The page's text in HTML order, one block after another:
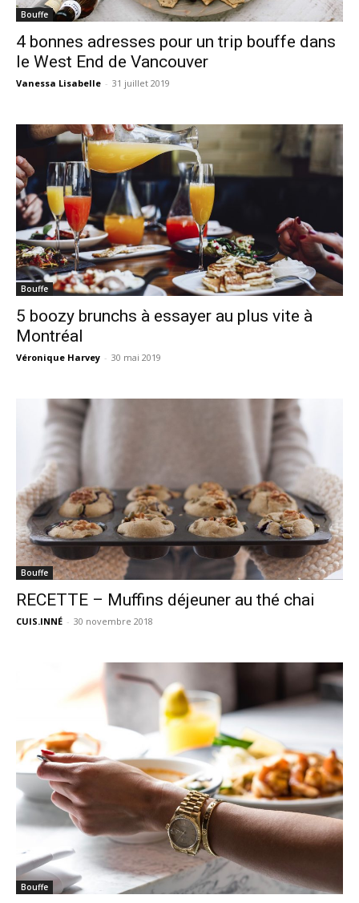
Bouffe
4 bonnes adresses pour un trip bouffe dans
le West End de Vancouver
Vanessa Lisabelle - 31 juillet 2019
Bouffe
5 boozy brunchs à essayer au plus vite à
Montréal
Véronique Harvey - 30 mai 2019
Bouffe
RECETTE – Muffins déjeuner au thé chai
CUIS.INNÉ - 30 novembre 2018
Bouffe